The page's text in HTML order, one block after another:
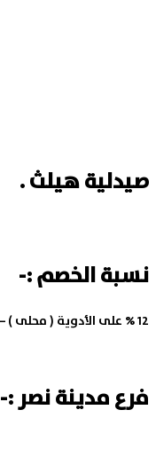
صيدلية هيلث .
نسبة الخصم :-
12 % على الأدوية ( محلى ) – 6 %على الأدوية (مستوردة ) .
فرع مدينة نصر :-